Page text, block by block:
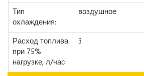
Тип
охлаждения:
воздушное
Расход топлива
при 75%
нагрузке, л/час:
3